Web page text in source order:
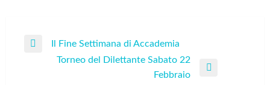
Navigazione
articoli
Previous
Il Fine Settimana di Accademia
Torneo del Dilettante Sabato 22
Febbraio